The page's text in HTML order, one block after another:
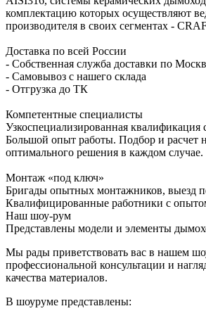
комплектацию которых осуществляют
производителя в своих сегментах -
Доставка по всей России
- Собственная служба доставки по
- Самовывоз с нашего склада
- Отгрузка до ТК
Компетентные специалисты
Узкоспециализированная квалификация
Большой опыт работы. Подбор и расчет
оптимального решения в каждом случае.
Монтаж «под ключ»
Бригады опытных монтажников, выезд
Квалифицированные работники с
Наш шоу-рум
Представлены модели и элементы
Мы рады приветствовать вас в нашем
профессиональной консультации и
качества материалов.
В шоуруме представлены: